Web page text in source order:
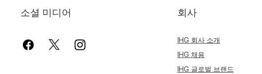
소셜 미디어 회사
IHG 회사 소개
IHG 채용
IHG 글로벌 브랜드